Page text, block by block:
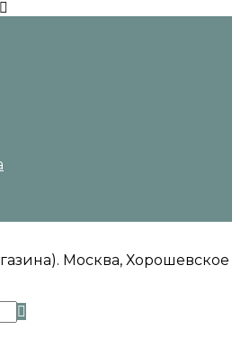
Москва, Хорошевское